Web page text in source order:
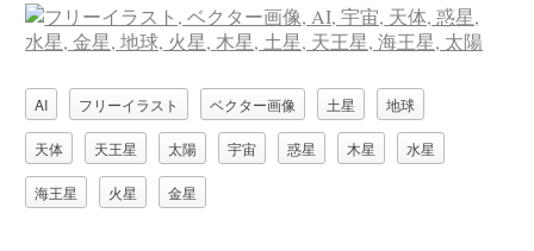
AI フリーイラスト ベクター画像 土星 地球
天体 天王星 太陽 宇宙 惑星 木星 水星
海王星 火星 金星